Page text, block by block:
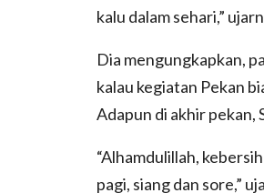
kalu dalam sehari,”
Dia mengungkapkan,
kalau kegiatan Pekan
Adapun di akhir
“Alhamdulillah,
pagi, siang dan sore,”